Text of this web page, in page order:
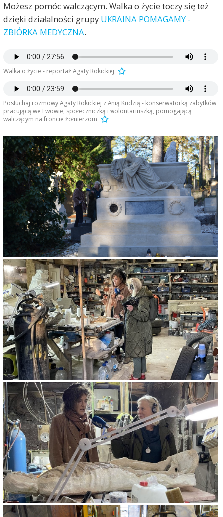
Możesz pomóc walczącym. Walka o życie toczy się też
dzięki działalności grupy UKRAINA POMAGAMY -
ZBIÓRKA MEDYCZNA.
Walka o życie - reportaż Agaty Rokickiej
Posłuchaj rozmowy Agaty Rokickiej z Anią Kudzią - konserwatorką zabytków
pracującą we Lwowie, społeczniczką i wolontariuszką, pomogającą
walczącym na froncie żołnierzom